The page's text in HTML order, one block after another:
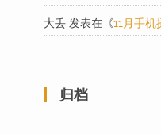
大丢 发表在《11月手
归档